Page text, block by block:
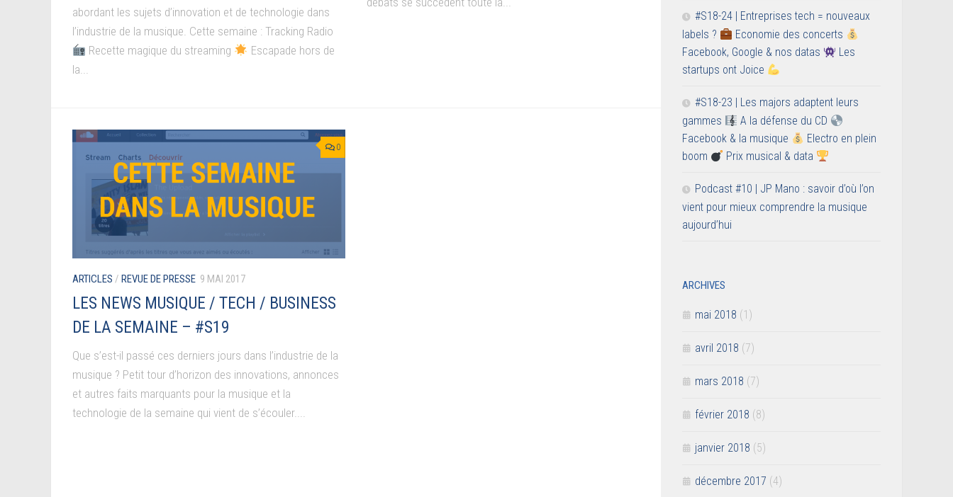
abordant les sujets d’innovation et de technologie dans
l’industrie de la musique. Cette semaine : Tracking Radio
Recette magique du streaming
Escapade hors de
la...
0
ARTICLES / REVUE DE PRESSE 9 MAI 2017
LES NEWS MUSIQUE / TECH / BUSINESS
DE LA SEMAINE – #S19
Que s’est-il passé ces derniers jours dans l’industrie de la
musique ? Petit tour d’horizon des innovations, annonces
et autres faits marquants pour la musique et la
technologie de la semaine qui vient de s’écouler....
#S18-24 | Entreprises tech = nouveaux
labels ?
Economie des concerts
Facebook, Google & nos datas
Les
startups ont Joice
#S18-23 | Les majors adaptent leurs
gammes
A la défense du CD
Facebook & la musique
Electro en plein
boom
Prix musical & data
Podcast #10 | JP Mano : savoir d’où l’on
vient pour mieux comprendre la musique
aujourd’hui
ARCHIVES
mai 2018 (1)
avril 2018 (7)
mars 2018 (7)
février 2018 (8)
janvier 2018 (5)
décembre 2017 (4)